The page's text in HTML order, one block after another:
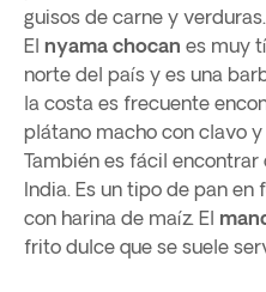
guisos de carne y verduras.
El nyama chocan es muy
norte del país y es una
la costa es frecuente
plátano macho con clavo y
También es fácil
India. Es un tipo de pan
con harina de maíz. El
frito dulce que se suele